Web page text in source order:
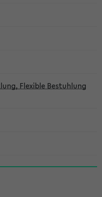
Flexible Bestuhlung